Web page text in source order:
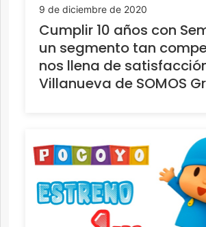
9 de diciembre de 2020
Cumplir 10 años con
un segmento tan
nos llena de
Villanueva de SOMOS